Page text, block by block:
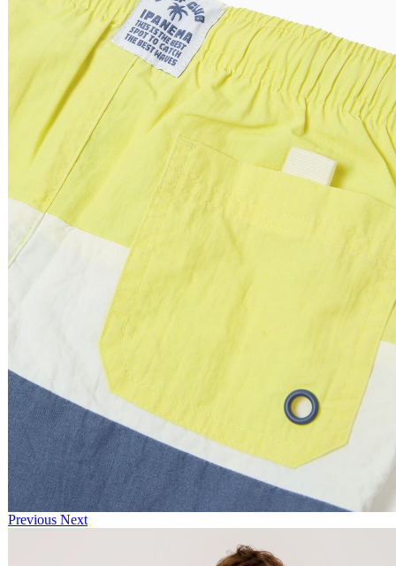
Previous Next